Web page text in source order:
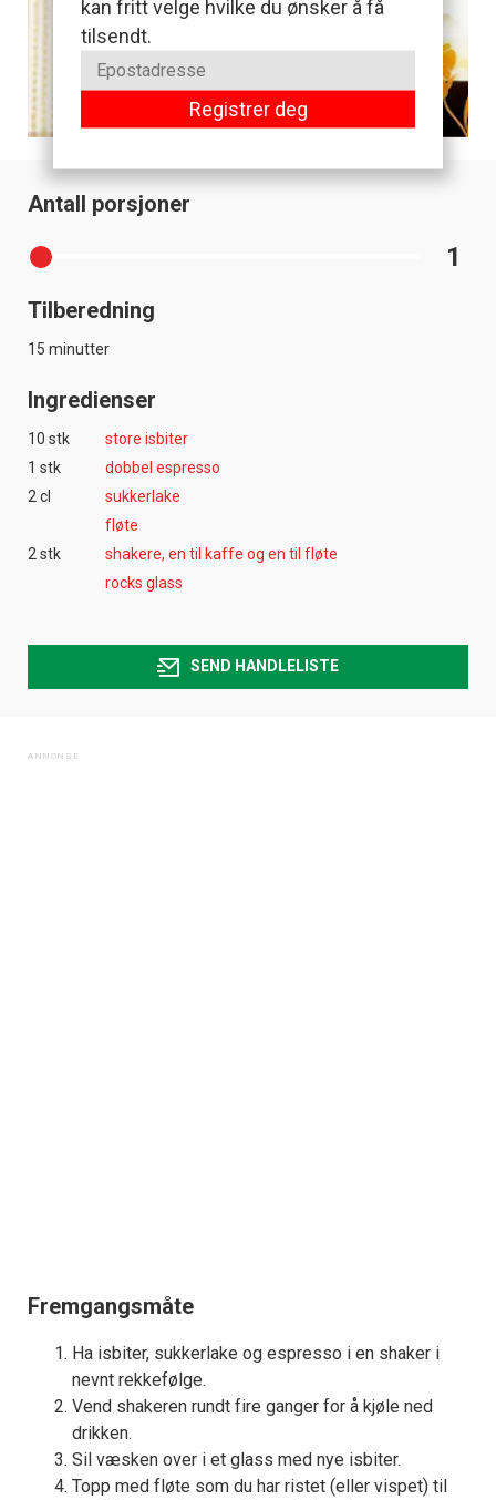
kan fritt velge hvilke du ønsker å få
tilsendt.
Registrer deg
Antall porsjoner
1
Tilberedning
15 minutter
Ingredienser
10 stk
store isbiter
1 stk
dobbel espresso
2 cl
sukkerlake
fløte
2 stk
shakere, en til kaffe og en til fløte
rocks glass
SEND HANDLELISTE
Fremgangsmåte
Ha isbiter, sukkerlake og espresso i en shaker i
nevnt rekkefølge.
Vend shakeren rundt fire ganger for å kjøle ned
drikken.
Sil væsken over i et glass med nye isbiter.
Topp med fløte som du har ristet (eller vispet) til